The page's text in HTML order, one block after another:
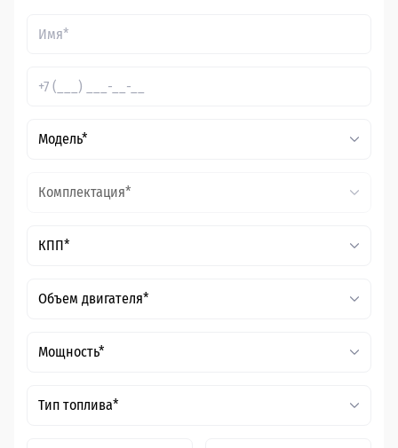
Модель*
Комплектация*
КПП*
Объем двигателя*
Мощность*
Тип топлива*